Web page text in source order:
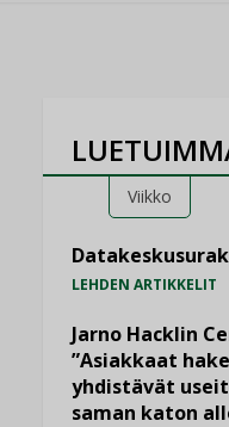
Viikko
LEHDEN ARTIKKELIT
Jarno Hacklin
”Asiakkaat
yhdistävät
saman katon